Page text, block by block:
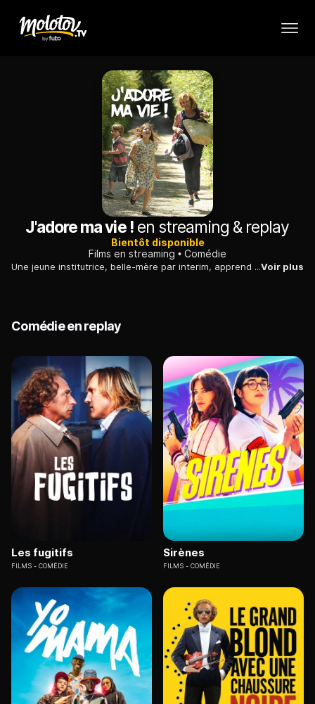
J'adore ma vie !en streaming & replay
Bientôt disponible
Films en streaming
Comédie
Une jeune institutrice, belle-mère par interim, apprend qu'elle est atteinte d'une allergie rare qui l'oblige à éviter tout contact avec les enfants.Voir plus
Comédie en replay
Les fugitifs
FILMS COMÉDIE
Sirènes
FILMS COMÉDIE